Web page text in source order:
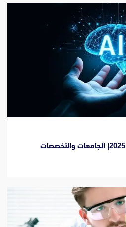
الذكاء الاصطناعي في مصر 2025| الجامعات والتخصصات